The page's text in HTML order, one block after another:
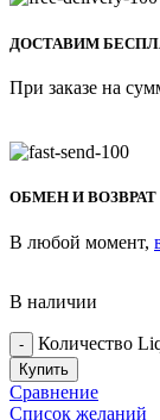
ДОСТАВИМ
При заказе на
ОБМЕН И ВОЗВРАТ
В любой момент,
В наличии
Количество
Купить
Сравнение
Список желаний